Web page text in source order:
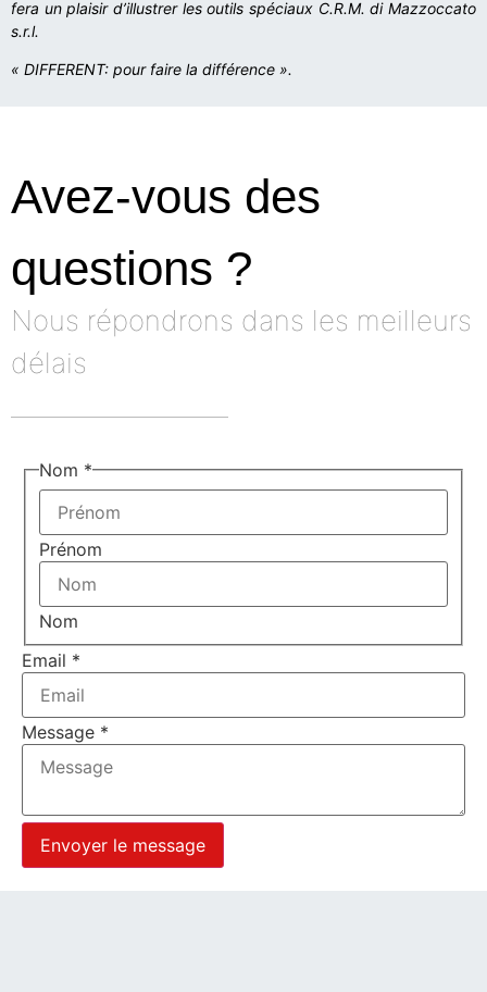
fera un plaisir d’illustrer les outils spéciaux C.R.M. di Mazzoccato
s.r.l.
« DIFFERENT: pour faire la différence ».
Avez-vous des
questions ?
Nous répondrons dans les meilleurs
délais
Nom *
Prénom
Nom
Email *
Message *
Envoyer le message